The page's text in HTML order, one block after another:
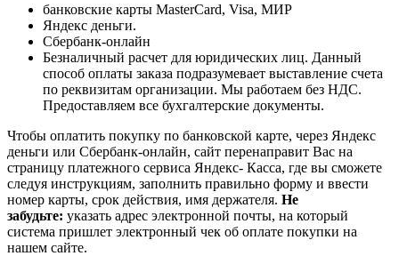
банковские карты MasterCard, Visa, МИР
Яндекс деньги.
Сбербанк-онлайн
Безналичный расчет для юридических лиц. Данный
способ оплаты заказа подразумевает выставление счета
по реквизитам организации. Мы работаем без НДС.
Предоставляем все бухгалтерские документы.
Чтобы оплатить покупку по банковской карте, через Яндекс
деньги или Сбербанк-онлайн, сайт перенаправит Вас на
страницу платежного сервиса Яндекс- Касса, где вы сможете
следуя инструкциям, заполнить правильно форму и ввести
номер карты, срок действия, имя держателя. Не
забудьте: указать адрес электронной почты, на который
система пришлет электронный чек об оплате покупки на
нашем сайте.